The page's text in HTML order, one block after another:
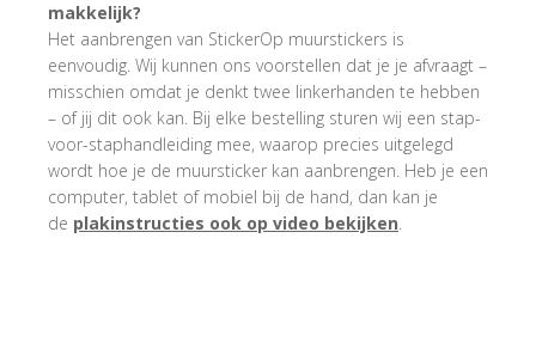
makkelijk?
Het aanbrengen van StickerOp muurstickers is
eenvoudig. Wij kunnen ons voorstellen dat je je afvraagt –
misschien omdat je denkt twee linkerhanden te hebben
– of jij dit ook kan. Bij elke bestelling sturen wij een stap-
voor-staphandleiding mee, waarop precies uitgelegd
wordt hoe je de muursticker kan aanbrengen. Heb je een
computer, tablet of mobiel bij de hand, dan kan je
de plakinstructies ook op video bekijken.